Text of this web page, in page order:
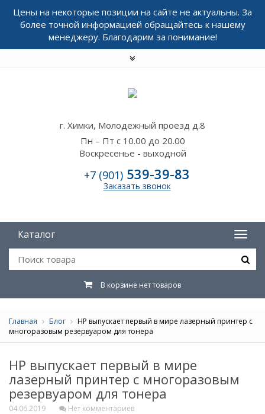
Цены на некоторые позиции на сайте не актуальны. За
более точной информацией обращайтесь к нашему
менеджеру. Благодарим за понимание!
г. Химки, Молодежный проезд д.8
Пн – Пт с 10.00 до 20.00
Воскресенье - выходной
+7 (901) 539-39-83
Заказать звонок
Каталог
В корзине нет товаров
Главная Блог
HP выпускает первый в мире лазерный принтер с
многоразовым резервуаром для тонера
HP выпускает первый в мире
лазерный принтер с многоразовым
резервуаром для тонера
04.06.2019 Нет комментариев